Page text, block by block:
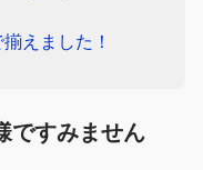
えました！
ですみません